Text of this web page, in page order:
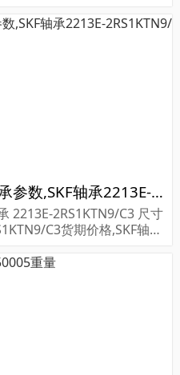
2213E-2RS1KTN9/C3轴承参数,SKF轴承2213E-2RS1KTN9/C3重量
2213E-2RS1KTN9/C3 尺寸
C3货期价格,SKF轴承